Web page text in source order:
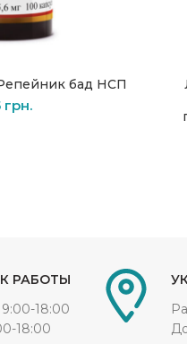
бад НСП
грн.
РАБОТЫ
9:00-18:00
18:00